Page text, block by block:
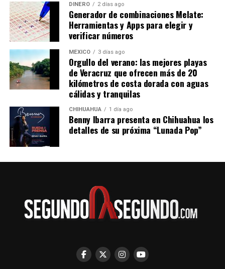
DINERO 2 días ago
Generador de combinaciones Melate:
Herramientas y Apps para elegir y
verificar números
MÉXICO 3 días ago
Orgullo del verano: las mejores playas
de Veracruz que ofrecen más de 20
kilómetros de costa dorada con aguas
cálidas y tranquilas
CHIHUAHUA 1 día ago
Benny Ibarra presenta en Chihuahua los
detalles de su próxima “Lunada Pop”